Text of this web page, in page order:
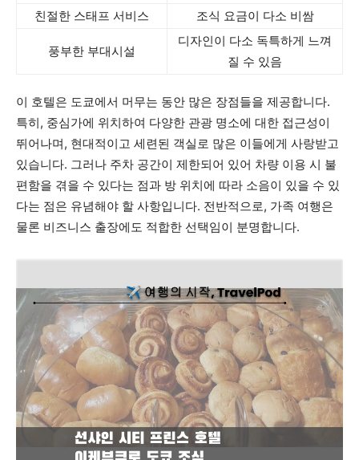
친절한 스태프 서비스 조식 요금이 다소 비쌈
풍부한 부대시설
디자인이 다소 독특하게 느껴
질 수 있음
이 호텔은 도쿄에서 머무는 동안 많은 장점들을 제공합니다.
특히, 중심가에 위치하여 다양한 관광 명소에 대한 접근성이
뛰어나며, 현대적이고 세련된 객실로 많은 이들에게 사랑받고
있습니다. 그러나 주차 공간이 제한되어 있어 차량 이용 시 불
편함을 겪을 수 있다는 점과 방 위치에 따라 소음이 있을 수 있
다는 점은 유념해야 할 사항입니다. 전반적으로, 가족 여행은
물론 비즈니스 출장에도 적합한 선택임이 분명합니다.